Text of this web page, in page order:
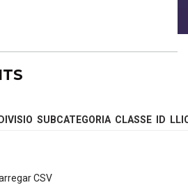
DIVISIO SUBCATEGORIA CLASSE ID
CSV